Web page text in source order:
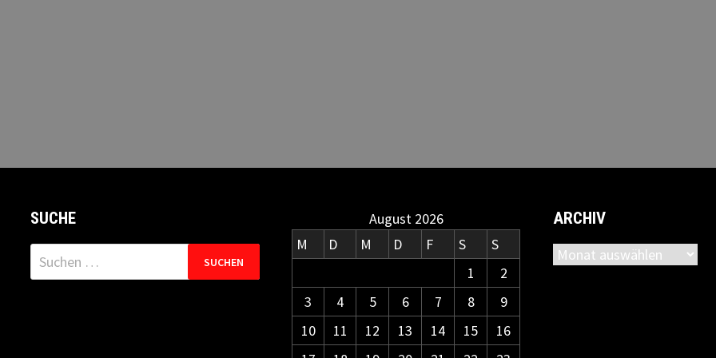
SUCHE
Suchen
nach:
August 2026
M
D M D F S
S
1
2
3
4 5 6 7 8
9
10
11 12 13 14 15
16
ARCHIV
Archiv